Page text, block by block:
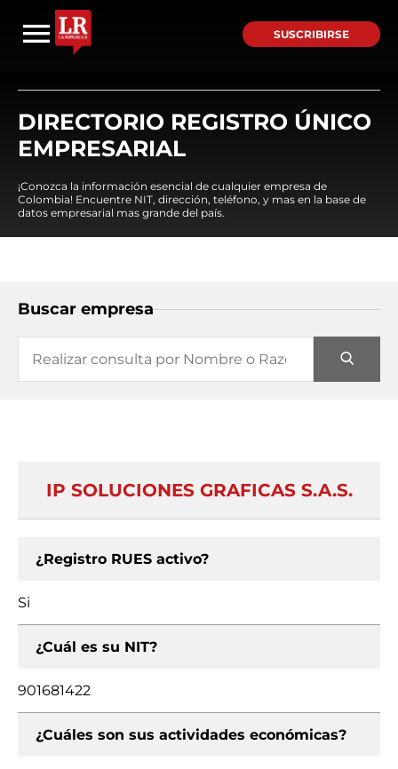
SUSCRIBIRSE
DIRECTORIO REGISTRO ÚNICO
EMPRESARIAL
¡Conozca la información esencial de cualquier empresa de
Colombia! Encuentre NIT, dirección, teléfono, y mas en la base de
datos empresarial mas grande del país.
Buscar empresa
IP SOLUCIONES GRAFICAS S.A.S.
¿Registro RUES activo?
Si
¿Cuál es su NIT?
901681422
¿Cuáles son sus actividades económicas?